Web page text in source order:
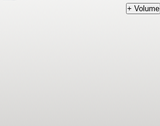
Volume +